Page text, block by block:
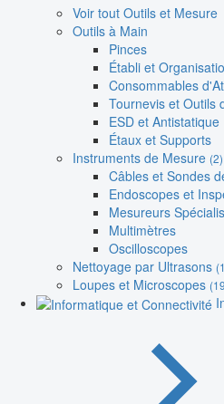
Voir tout Outils et Mesure
Outils à Main
Pinces
Établi et
Consommables
Tournevis et Outils
ESD et Antistatique
Étaux et Supports
Instruments de Mesure (2)
Câbles et Sondes
Endoscopes et
Mesureurs
Multimètres
Oscilloscopes
Nettoyage par Ultrasons
Loupes et Microscopes